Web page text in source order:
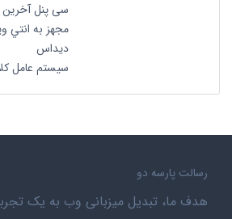
سی پنل
مجهز به انتي
ديداس
سیستم عامل
رسالت پارسه دو
هدف ما، تبدیل میزبانی وب به یک